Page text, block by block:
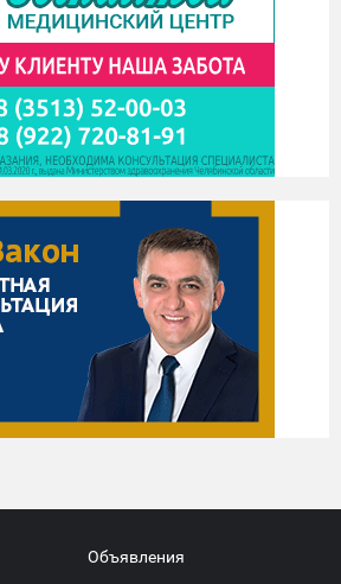
Объявления